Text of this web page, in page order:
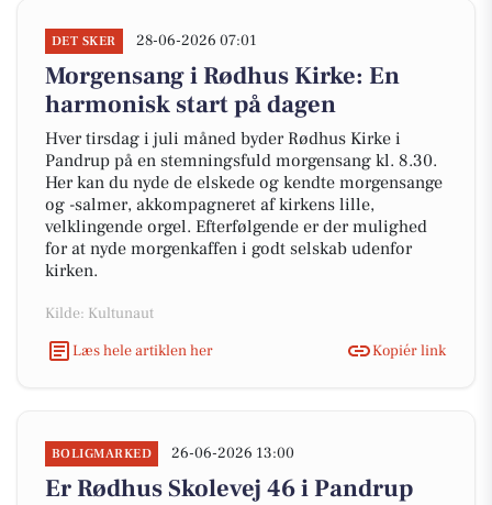
DET SKER 28-06-2026 07:01
Morgensang i Rødhus Kirke: En
harmonisk start på dagen
Hver tirsdag i juli måned byder Rødhus Kirke i
Pandrup på en stemningsfuld morgensang kl. 8.30.
Her kan du nyde de elskede og kendte morgensange
og -salmer, akkompagneret af kirkens lille,
velklingende orgel. Efterfølgende er der mulighed
for at nyde morgenkaffen i godt selskab udenfor
kirken.
Kilde: Kultunaut
Læs hele artiklen her
Kopiér link
BOLIGMARKED 26-06-2026 13:00
Er Rødhus Skolevej 46 i Pandrup